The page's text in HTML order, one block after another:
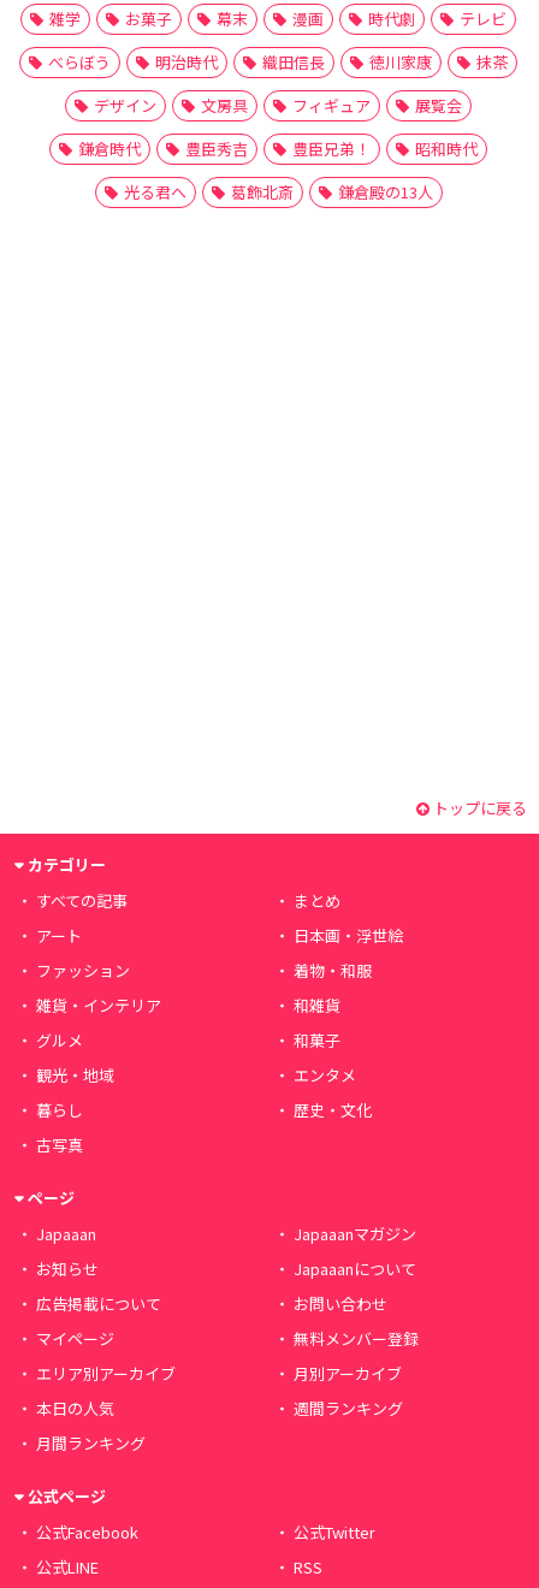
雑学
お菓子 幕末 漫画 時代劇
テレビ
べらぼう
明治時代 織田信長 徳川家康
抹茶
デザイン
文房具 フィギュア
展覧会
鎌倉時代
豊臣秀吉 豊臣兄弟！
昭和時代
光る君へ
葛飾北斎 鎌倉殿の13人
トップに戻る
カテゴリー
すべての記事
まとめ
アート
日本画・浮世絵
ファッション
着物・和服
雑貨・インテリア
和雑貨
グルメ
和菓子
観光・地域
エンタメ
暮らし
歴史・文化
古写真
ページ
Japaaan
Japaaanマガジン
お知らせ
Japaaanについて
広告掲載について
お問い合わせ
マイページ
無料メンバー登録
エリア別アーカイブ
月別アーカイブ
本日の人気
週間ランキング
月間ランキング
公式ページ
公式Facebook
公式Twitter
公式LINE
RSS